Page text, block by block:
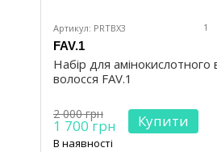
Артикул: PRTBX3 1
FAV.1
Набір для амінокислотного
волосся FAV.1
2 000 грн
1 700 грн Купити
В наявності